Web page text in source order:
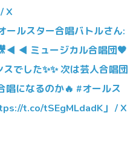
X
ールスター合唱バトルさん:
◀ ミュージカル合唱団🖤
でした✨✨ 次は芸人合唱団
になるのか🔥 #オールス
t.co/tSEgMLdadK」 / X